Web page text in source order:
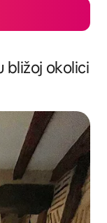
bližoj okolici